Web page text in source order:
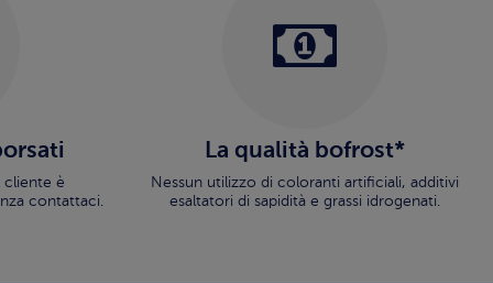
cliente è
contattaci.
La qualità bofrost*
Nessun utilizzo di coloranti artificiali, additivi
esaltatori di sapidità e grassi idrogenati.